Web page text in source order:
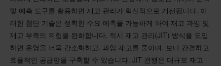
및 예측 도구를 활용하면 재고 관리가 혁신적으로 개선됩니다. 이
러한 첨단 기술은 정확한 수요 예측을 가능하게 하여 재고 과잉 및
재고 부족의 위험을 완화합니다. 적시 재고 관리(JIT) 방식을 도입
하면 운영을 더욱 간소화하고, 과잉 재고를 줄이며, 보다 간결하고
효율적인 공급망을 구축할 수 있습니다. JIT 관행은 대규모 재고